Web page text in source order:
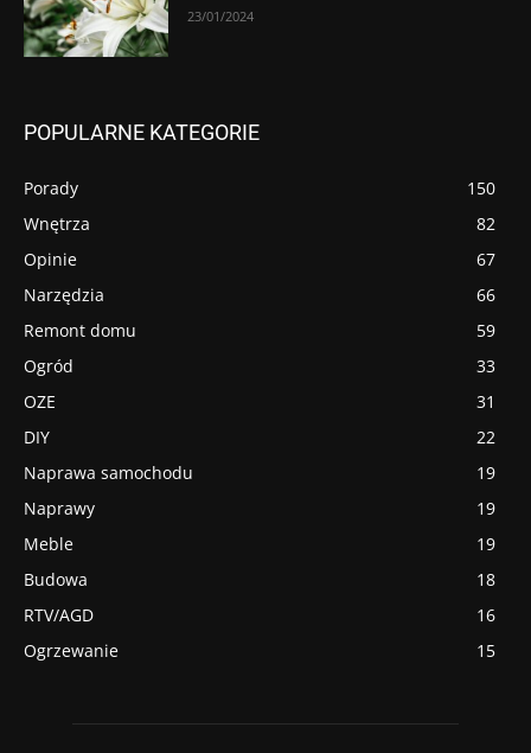
23/01/2024
POPULARNE KATEGORIE
Porady
150
Wnętrza
82
Opinie
67
Narzędzia
66
Remont domu
59
Ogród
33
OZE
31
DIY
22
Naprawa samochodu
19
Naprawy
19
Meble
19
Budowa
18
RTV/AGD
16
Ogrzewanie
15